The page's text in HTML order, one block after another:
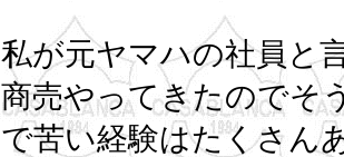
私が元ヤマハの社員と
商売やってきたのでそ
で苦い経験はたくさん